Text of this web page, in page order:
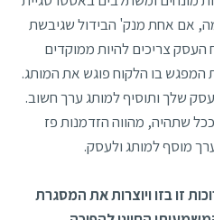
אם אחת מנק' הבידול שגיבשת
צריכים להיות ממוקדים
בו הלקוח פוגש את המותג.
שלך ותוסיף למותג ערך חשוב.
שתהיה, מהווה הזדמנות פז
מוסף למותג ולעסק.
זו בזו ויוצרות את המסגרת